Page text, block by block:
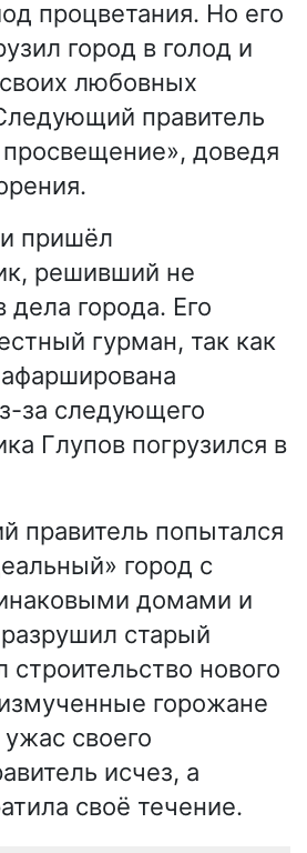
процветания. Но его
город в голод и
любовных
правитель
доведя
пришёл
решивший не
города. Его
гурман, так как
за следующего
Глупов погрузился в
правитель попытался
город с
домами и
старый
строительство нового
горожане
своего
исчез, а
своё течение.